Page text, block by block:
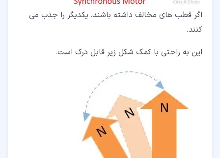
اگر قطب های مخالف داشته باشند، یکدیگر را جذب می
کنند.
این به راحتی با کمک شکل زیر قابل درک است.